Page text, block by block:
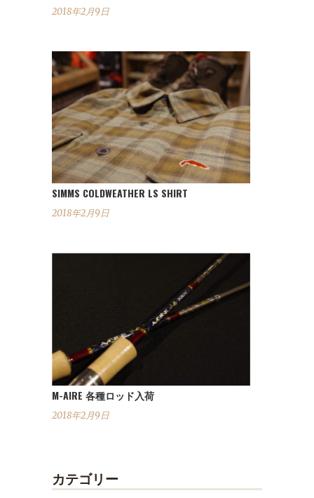
2018年2月9日
SIMMS COLDWEATHER LS SHIRT
2018年2月9日
M-AIRE 各種ロッド入荷
2018年2月9日
カテゴリー